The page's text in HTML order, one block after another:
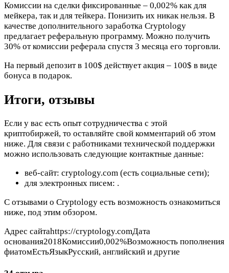
Комиссии на сделки фиксированные – 0,002% как для
мейкера, так и для тейкера. Понизить их никак нельзя. В
качестве дополнительного заработка Cryptology
предлагает реферальную программу. Можно получить
30% от комиссии реферала спустя 3 месяца его торговли.
На первый депозит в 100$ действует акция – 100$ в виде
бонуса в подарок.
Итоги, отзывы
Если у вас есть опыт сотрудничества с этой
криптобиржей, то оставляйте свой комментарий об этом
ниже. Для связи с работниками технической поддержки
можно использовать следующие контактные данные:
веб-сайт: cryptology.com (есть социальные сети);
для электронных писем: .
С отзывами о Cryptology есть возможность ознакомиться
ниже, под этим обзором.
Адрес сайтаhttps://cryptology.comДата
основания2018Комиссии0,002%Возможность пополнения
фиатомЕстьЯзыкРусский, английский и другие